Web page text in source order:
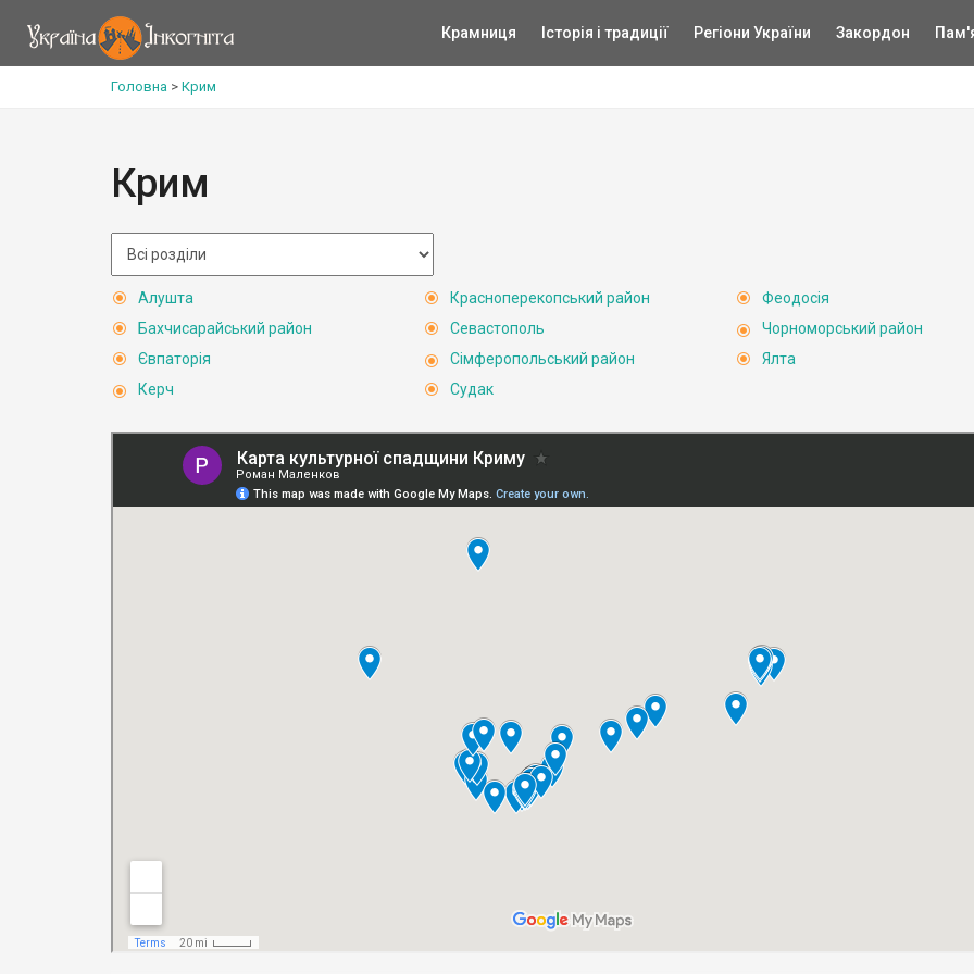
Крамниця Історія і традиції Регіони України Закордон
Головна > Крим
Крим
Алушта
Бахчисарайський район
Євпаторія
Керч
Красноперекопський район
Севастополь
Сімферопольський район
Судак
Феодосія
Чорноморський район
Ялта